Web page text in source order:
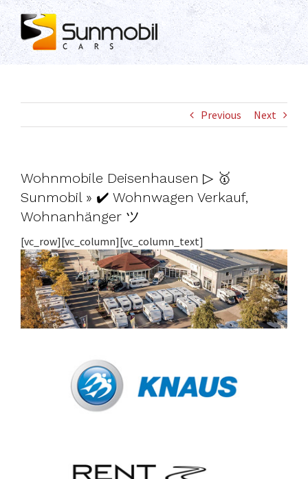
Skip
to
content
Previous Next
Wohnmobile Deisenhausen ▷ 🥇
Sunmobil » ✔️ Wohnwagen Verkauf,
Wohnanhänger ツ
[vc_row][vc_column][vc_column_text]